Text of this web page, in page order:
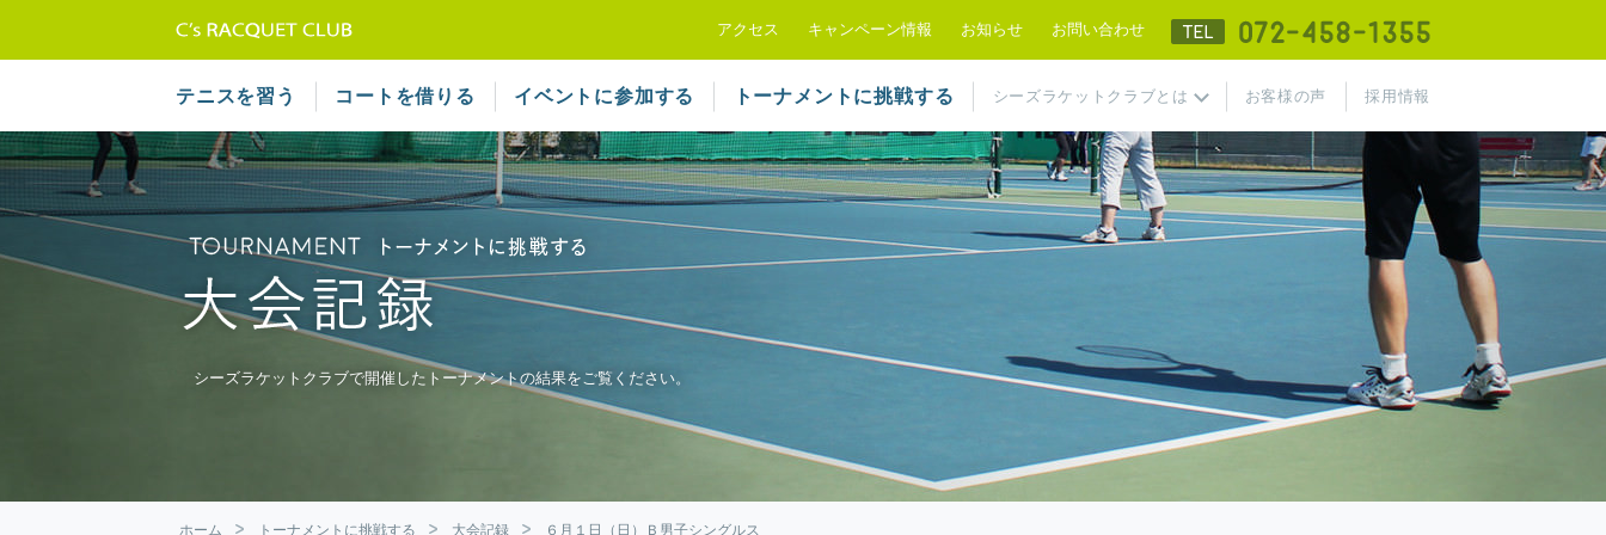
アクセス キャンペーン情報 お知らせ お問い合わせ
テニスを習う コートを借りる イベントに参加する トーナメントに挑戦する シーズラケットクラブとは お客様の声 採用情報
シーズラケットクラブで開催したトーナメントの結果をご覧ください。
ホーム トーナメントに挑戦する 大会記録 ６月１日（日）Ｂ男子シングルス